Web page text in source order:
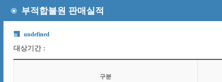
부적합불원 판매실적
undefined
대상기간 :
구분